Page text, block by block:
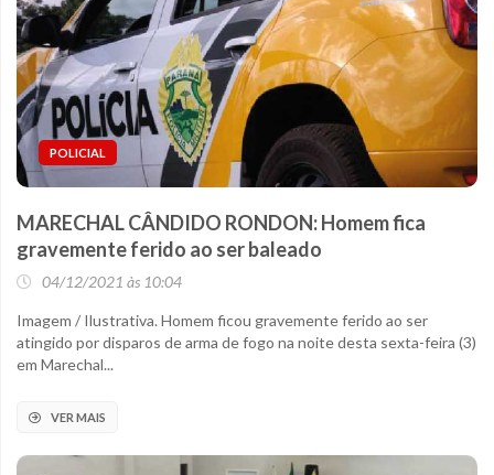
POLICIAL
MARECHAL CÂNDIDO RONDON: Homem fica
gravemente ferido ao ser baleado
04/12/2021 às 10:04
Imagem / Ilustrativa. Homem ficou gravemente ferido ao ser
atingido por disparos de arma de fogo na noite desta sexta-feira (3)
em Marechal...
VER MAIS